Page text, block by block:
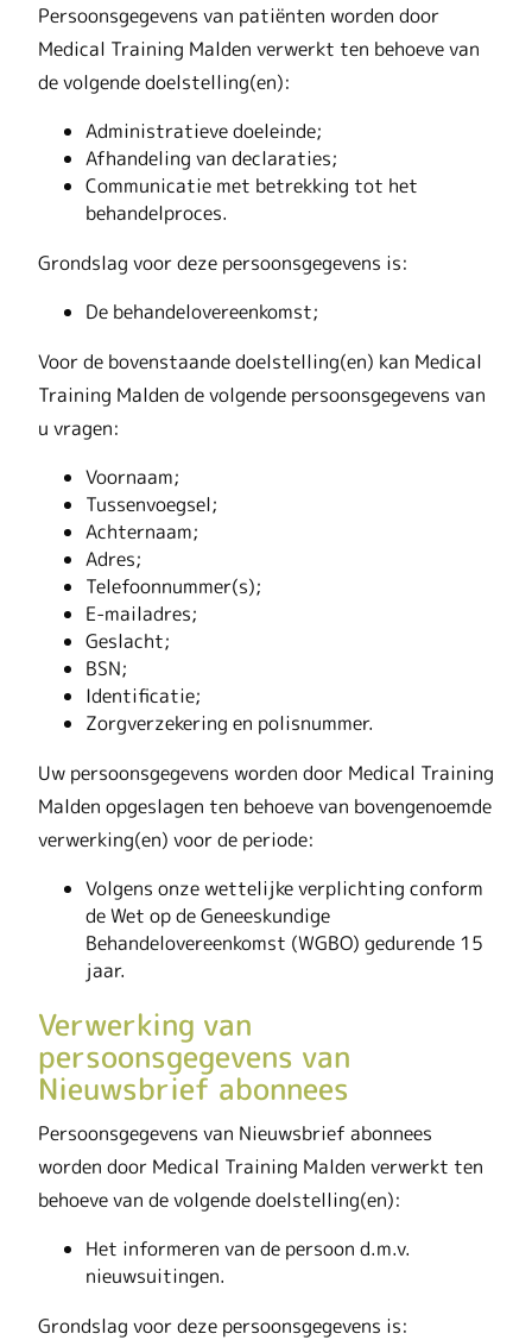
Persoonsgegevens van patiënten worden door
Medical Training Malden verwerkt ten behoeve van
de volgende doelstelling(en):
Administratieve doeleinde;
Afhandeling van declaraties;
Communicatie met betrekking tot het
behandelproces.
Grondslag voor deze persoonsgegevens is:
De behandelovereenkomst;
Voor de bovenstaande doelstelling(en) kan Medical
Training Malden de volgende persoonsgegevens van
u vragen:
Voornaam;
Tussenvoegsel;
Achternaam;
Adres;
Telefoonnummer(s);
E-mailadres;
Geslacht;
BSN;
Identificatie;
Zorgverzekering en polisnummer.
Uw persoonsgegevens worden door Medical Training
Malden opgeslagen ten behoeve van bovengenoemde
verwerking(en) voor de periode:
Volgens onze wettelijke verplichting conform
de Wet op de Geneeskundige
Behandelovereenkomst (WGBO) gedurende 15
jaar.
Verwerking van
persoonsgegevens van
Nieuwsbrief abonnees
Persoonsgegevens van Nieuwsbrief abonnees
worden door Medical Training Malden verwerkt ten
behoeve van de volgende doelstelling(en):
Het informeren van de persoon d.m.v.
nieuwsuitingen.
Grondslag voor deze persoonsgegevens is: